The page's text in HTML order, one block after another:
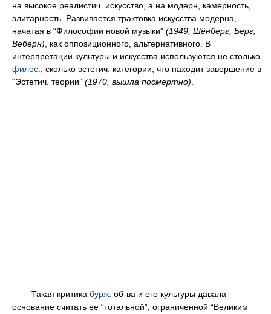
на высокое реалистич. искусство, а на модерн, камерность,
элитарность. Развивается трактовка искусства модерна,
начатая в “Философии новой музыки” (1949, Шёнберг, Берг,
Веберн) , как оппозиционного, альтернативного. В
интерпретации культуры и искусства используются не столько
филос.
, сколько эстетич. категории, что находит завершение в
“Эстетич. теории” (1970, вышла посмертно)
Такая критика бурж. об-ва и его культуры давала
основание считать ее “тотальной”, ограниченной “Великим